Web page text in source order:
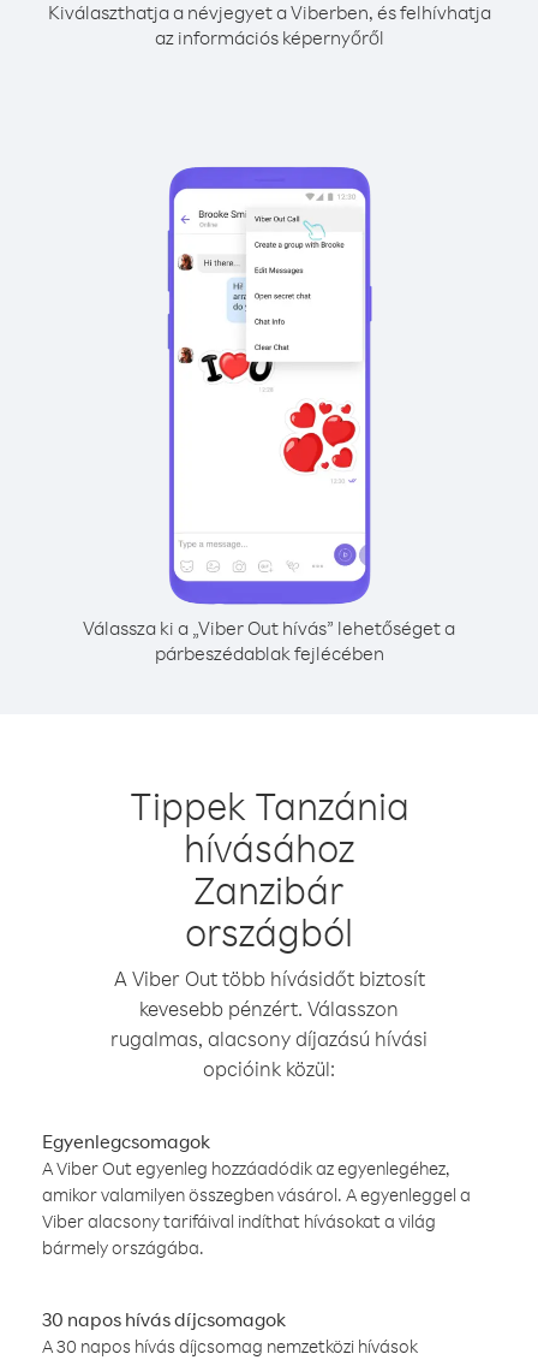
Kiválaszthatja a névjegyet a Viberben, és felhívhatja
az információs képernyőről
Válassza ki a „Viber Out hívás” lehetőséget a
párbeszédablak fejlécében
Tippek Tanzánia
hívásához
Zanzibár
országból
A Viber Out több hívásidőt biztosít
kevesebb pénzért. Válasszon
rugalmas, alacsony díjazású hívási
opcióink közül:
Egyenlegcsomagok
A Viber Out egyenleg hozzáadódik az egyenlegéhez,
amikor valamilyen összegben vásárol. A egyenleggel a
Viber alacsony tarifáival indíthat hívásokat a világ
bármely országába.
30 napos hívás díjcsomagok
A 30 napos hívás díjcsomag nemzetközi hívások